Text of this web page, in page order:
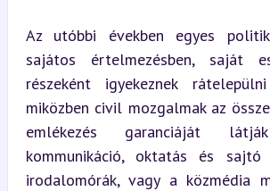
Az utóbbi években egyes
sajátos értelmezésben, saját
részeként igyekeznek
miközben civil mozgalmak az
emlékezés garanciáját
kommunikáció, oktatás és
irodalomórák, vagy a közmédia